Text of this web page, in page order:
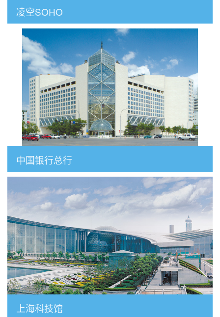
凌空SOHO
中国银行总行
上海科技馆